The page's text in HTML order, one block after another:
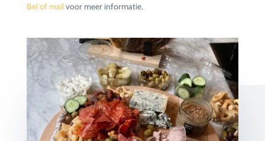
Bel of mailvoor meer informatie.